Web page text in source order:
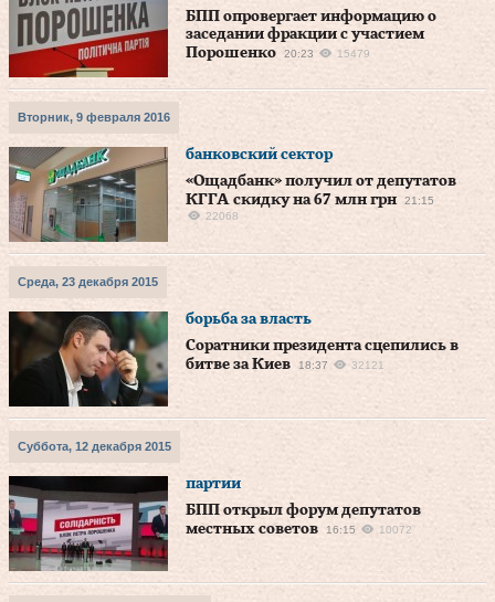
БПП опровергает информацию о
заседании фракции с участием
Порошенко
20:23 15479
Вторник, 9 февраля 2016
банковский сектор
«Ощадбанк» получил от депутатов
КГГА скидку на 67 млн грн
21:15
22068
Среда, 23 декабря 2015
борьба за власть
Соратники президента сцепились в
битве за Киев
18:37 32121
Суббота, 12 декабря 2015
партии
БПП открыл форум депутатов
местных советов
16:15 10072